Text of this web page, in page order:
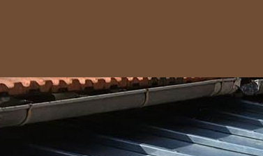
Pourquoi choisir AR